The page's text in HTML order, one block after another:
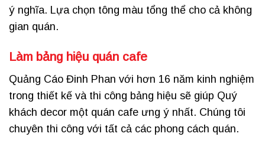
ý nghĩa. Lựa chọn tông màu tổng thể cho cả không
gian quán.
Làm bảng hiệu quán cafe
Quảng Cáo Đinh Phan với hơn 16 năm kinh nghiệm
trong thiết kế và thi công bảng hiệu sẽ giúp Quý
khách decor một quán cafe ưng ý nhất. Chúng tôi
chuyên thi công với tất cả các phong cách quán.